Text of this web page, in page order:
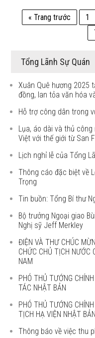
« Trang trước 1
Tổng Lãnh Sự Quán
Xuân Quê hương 2025
đồng, lan tỏa văn hóa
Hỗ trợ công dân trong
Lụa, áo dài và thủ
Việt với thế giới từ San
Lịch nghỉ lễ của Tổng
Thông cáo đặc biệt về
Trọng
Tin buồn: Tổng Bí thư
Bộ trưởng Ngoại giao
Nghị sỹ Jeff Merkley
ĐIỆN VÀ THƯ CHÚC
CHỨC CHỦ TỊCH NƯỚC
NAM
PHÓ THỦ TƯỚNG
TÁC NHẬT BẢN
PHÓ THỦ TƯỚNG
TỊCH HẠ VIỆN NHẬT
Thông báo về việc thu